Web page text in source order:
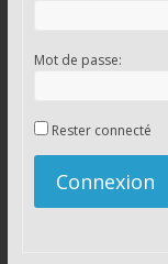
Mot de passe:
Rester connecté
Connexion